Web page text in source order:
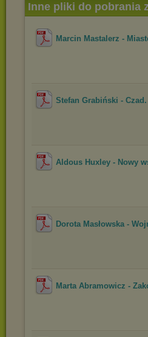
Inne pliki do pobrania
Marcin Mastalerz -
Stefan Grabiński -
Aldous Huxley - Nowy
Dorota Masłowska -
Marta Abramowicz -